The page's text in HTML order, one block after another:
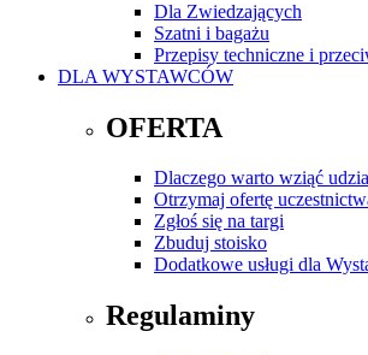
Dla Zwiedzających
Szatni i bagażu
Przepisy techniczne i
DLA WYSTAWCÓW
OFERTA
Dlaczego warto wziąć
Otrzymaj ofertę
Zgłoś się na targi
Zbuduj stoisko
Dodatkowe usługi dla
Regulaminy